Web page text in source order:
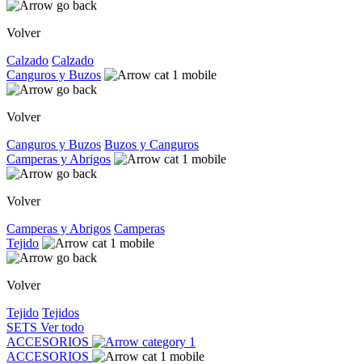
Volver
Calzado Calzado
Canguros y Buzos
Volver
Canguros y Buzos Buzos y Canguros
Camperas y Abrigos
Volver
Camperas y Abrigos Camperas
Tejido
Volver
Tejido Tejidos
SETS Ver todo
ACCESORIOS
ACCESORIOS